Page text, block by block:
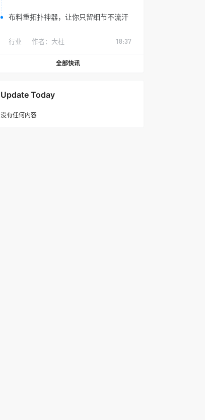
布料重拓扑神器，让你只留细节不流汗
行业 作者： 大柱 18:37
全部快讯
Update Today
没有任何内容